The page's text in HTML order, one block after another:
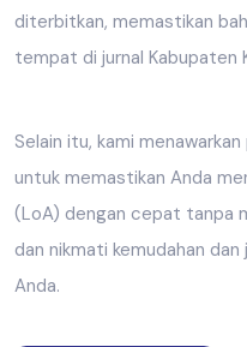
diterbitkan, memastikan
tempat di jurnal Kabupaten
Selain itu, kami
untuk memastikan Anda
(LoA) dengan cepat tanpa
dan nikmati kemudahan
Anda.